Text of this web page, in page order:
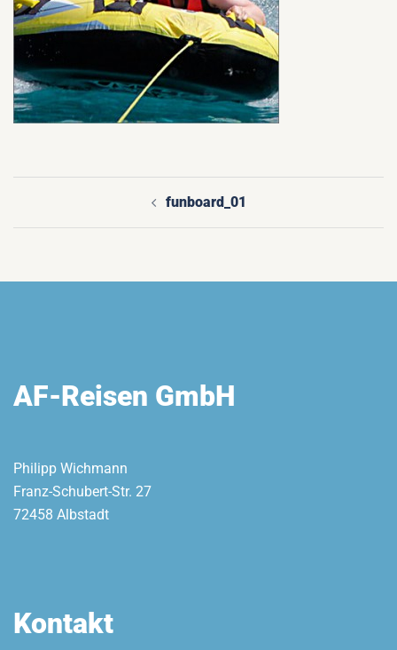
Beitragsnavigation
funboard_01
AF-Reisen GmbH
Philipp Wichmann
Franz-Schubert-Str. 27
72458 Albstadt
Kontakt